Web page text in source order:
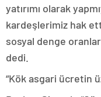
yatırımı olarak
kardeşlerimiz hak
sosyal denge
dedi.
“Kök asgari ücretin